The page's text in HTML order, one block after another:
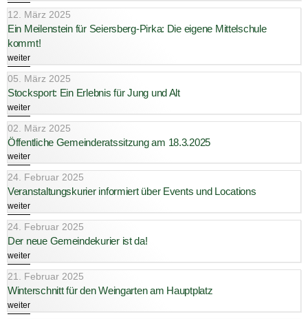
12. März 2025
Ein Meilenstein für Seiersberg-Pirka: Die eigene Mittelschule
kommt!
weiter
05. März 2025
Stocksport: Ein Erlebnis für Jung und Alt
weiter
02. März 2025
Öffentliche Gemeinderatssitzung am 18.3.2025
weiter
24. Februar 2025
Veranstaltungskurier informiert über Events und Locations
weiter
24. Februar 2025
Der neue Gemeindekurier ist da!
weiter
21. Februar 2025
Winterschnitt für den Weingarten am Hauptplatz
weiter